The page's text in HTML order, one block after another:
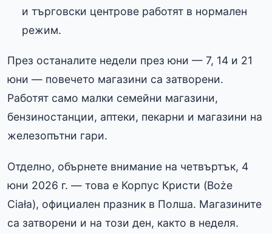
и търговски центрове работят в нормален
режим.
През останалите недели през юни — 7, 14 и 21
юни — повечето магазини са затворени.
Работят само малки семейни магазини,
бензиностанции, аптеки, пекарни и магазини на
железопътни гари.
Отделно, обърнете внимание на четвъртък, 4
юни 2026 г. — това е Корпус Кристи (Boże
Ciała), официален празник в Полша. Магазините
са затворени и на този ден, както в неделя.